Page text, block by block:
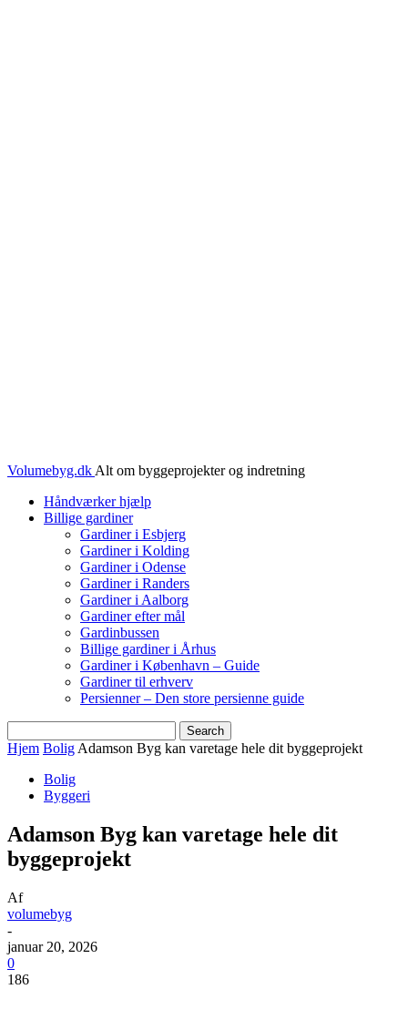
Volumebyg.dk Alt om byggeprojekter og indretning
Håndværker hjælp
Billige gardiner
Gardiner i Esbjerg
Gardiner i Kolding
Gardiner i Odense
Gardiner i Randers
Gardiner i Aalborg
Gardiner efter mål
Gardinbussen
Billige gardiner i Århus
Gardiner i København – Guide
Gardiner til erhverv
Persienner – Den store persienne guide
Hjem Bolig Adamson Byg kan varetage hele dit byggeprojekt
Bolig
Byggeri
Adamson Byg kan varetage hele dit
byggeprojekt
Af
volumebyg
-
januar 20, 2026
0
186